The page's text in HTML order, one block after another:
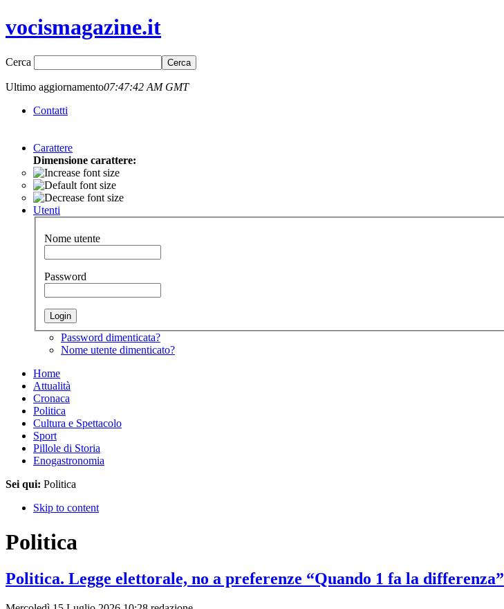
vocismagazine.it
Cerca
Ultimo aggiornamento07:47:42 AM GMT
Contatti
Carattere
Dimensione carattere:
Utenti
Nome utente
Password
Password dimenticata?
Nome utente dimenticato?
Home
Attualità
Cronaca
Politica
Cultura e Spettacolo
Sport
Pillole di Storia
Enogastronomia
Sei qui: Politica
Skip to content
Politica
Politica. Legge elettorale, no a preferenze “Quando 1 fa la differenza”